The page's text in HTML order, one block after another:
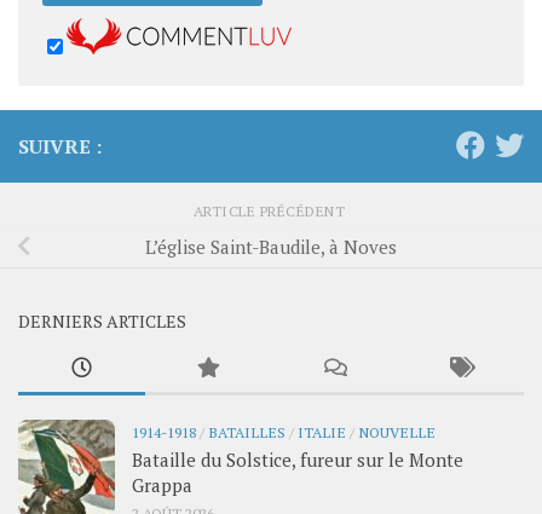
SUIVRE :
ARTICLE PRÉCÉDENT
L’église Saint-Baudile, à Noves
DERNIERS ARTICLES
1914-1918 / BATAILLES / ITALIE / NOUVELLE
Bataille du Solstice, fureur sur le Monte
Grappa